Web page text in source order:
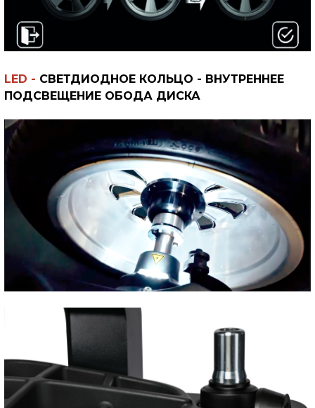
LED - СВЕТДИОДНОЕ КОЛЬЦО - ВНУТРЕННЕЕ
ПОДСВЕЩЕНИЕ ОБОДА ДИСКА